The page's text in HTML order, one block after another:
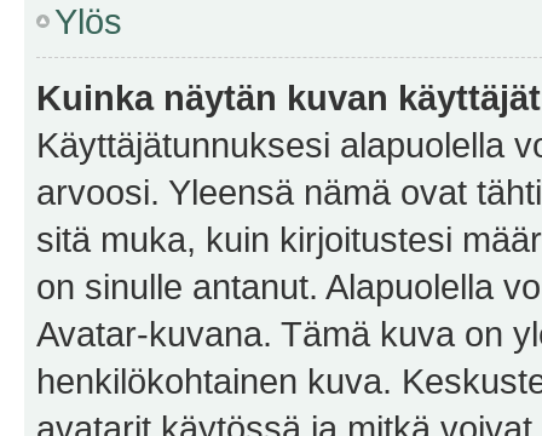
Ylös
Kuinka näytän kuvan
Käyttäjätunnuksesi alapuolella
arvoosi. Yleensä nämä ovat
sitä muka, kuin kirjoitustesi
on sinulle antanut. Alapuolella
Avatar-kuvana. Tämä kuva on
henkilökohtainen kuva.